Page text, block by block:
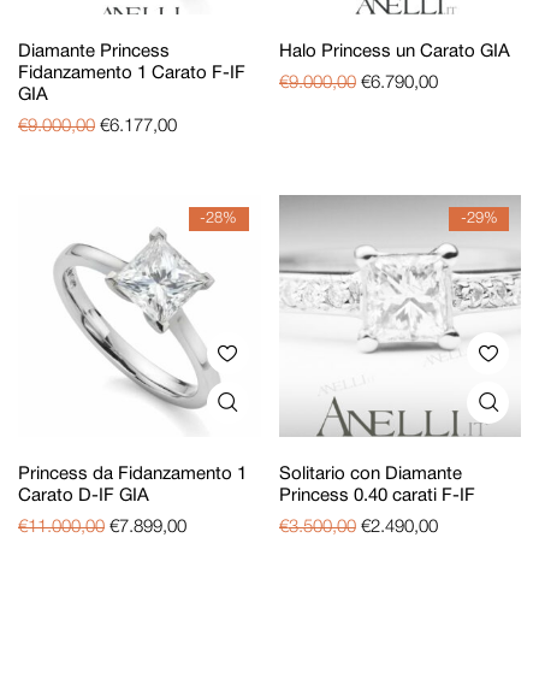
Diamante Princess
Fidanzamento 1 Carato F-IF
GIA
€9.000,00 €6.177,00
Halo Princess un Carato GIA
€9.000,00 €6.790,00
-28%
Princess da Fidanzamento 1
Carato D-IF GIA
€11.000,00 €7.899,00
-29%
Solitario con Diamante
Princess 0.40 carati F-IF
€3.500,00 €2.490,00